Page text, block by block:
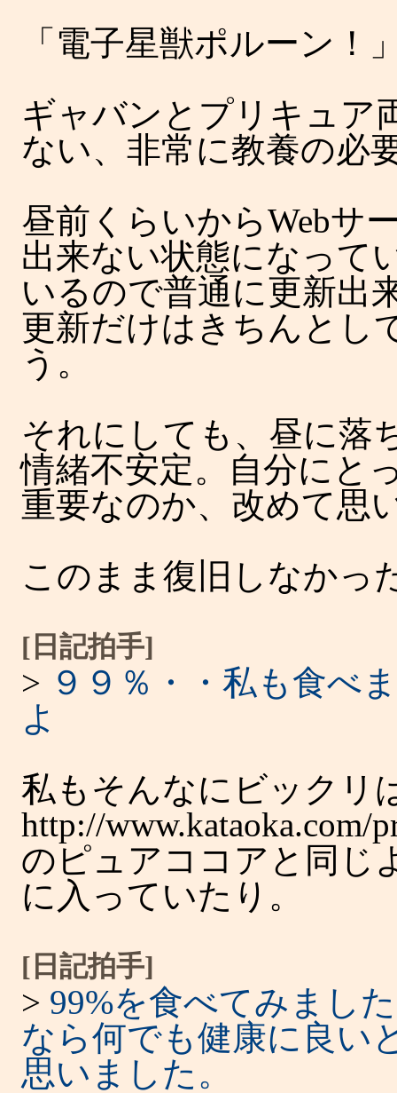
「電子星獣ポルーン！
ギャバンとプリキュア
ない、非常に教養の必
昼前くらいからWebサ
出来ない状態になって
いるので普通に更新出
更新だけはきちんとし
う。
それにしても、昼に落
情緒不安定。自分にと
重要なのか、改めて思
このまま復旧しなかっ
[日記拍手]
> ９９％・・私も食べ
よ
私もそんなにビックリ
http://www.kataoka.com/
のピュアココアと同じ
に入っていたり。
[日記拍手]
> 99%を食べてみまし
なら何でも健康に良い
思いました。